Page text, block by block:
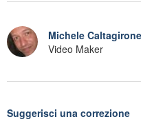
Michele Caltagirone
Video Maker
Suggerisci una correzione